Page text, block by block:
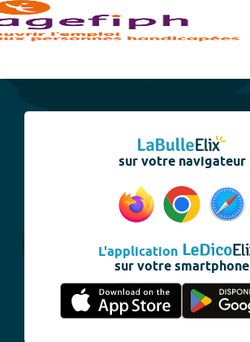
sur votre navigateur
L'application
sur votre smartphone